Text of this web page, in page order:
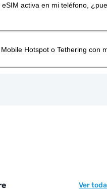
eSIM activa en mi teléfono,
Hotspot o Tethering con
Ver